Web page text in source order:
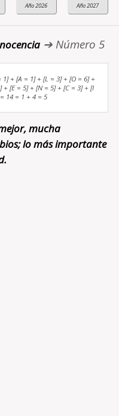
➔ Número 5
+ [A = 1] + [L = 3] + [O = 6] +
[E = 5] + [N = 5] + [C = 3] + [I
14 = 1 + 4 = 5
mucha
lo más importante